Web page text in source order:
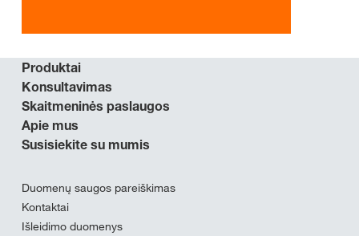
Produktai
Konsultavimas
Skaitmeninės paslaugos
Apie mus
Susisiekite su mumis
Duomenų saugos pareiškimas
Kontaktai
Išleidimo duomenys